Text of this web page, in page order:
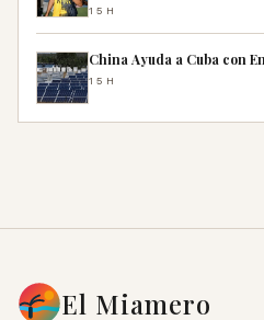
15H
China Ayuda a Cuba con
15H
El Miamero